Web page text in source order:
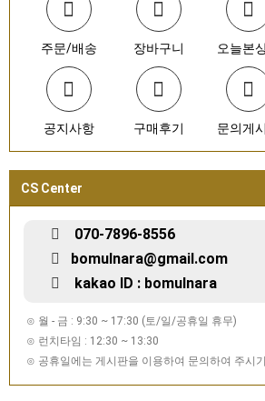
주문/배송 장바구니 오늘본
공지사항 구매후기 문의게
CS Center
070-7896-8556
bomulnara@gmail.com
kakao ID : bomulnara
⊙ 월 - 금 : 9:30 ~ 17:30 (토/일/공휴일 휴무)
⊙ 런치타임 : 12:30 ~ 13:30
⊙ 공휴일에는 게시판을 이용하여 문의하여 주시